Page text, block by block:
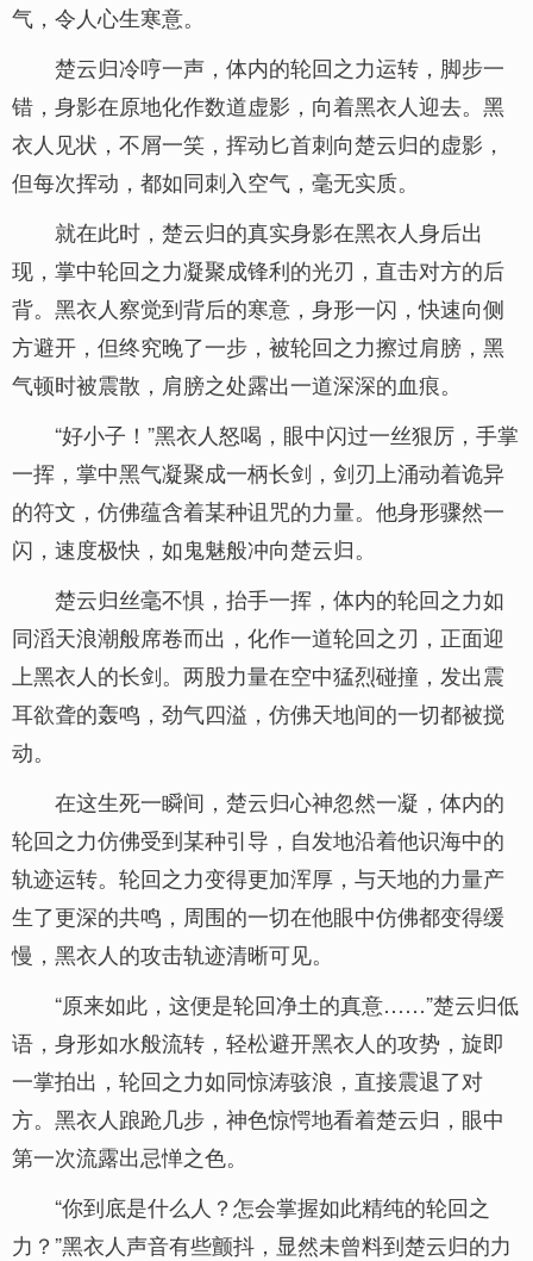
气，令人心生寒意。
楚云归冷哼一声，体内的轮回之力运转，脚步一
错，身影在原地化作数道虚影，向着黑衣人迎去。黑
衣人见状，不屑一笑，挥动匕首刺向楚云归的虚影，
但每次挥动，都如同刺入空气，毫无实质。
就在此时，楚云归的真实身影在黑衣人身后出
现，掌中轮回之力凝聚成锋利的光刃，直击对方的后
背。黑衣人察觉到背后的寒意，身形一闪，快速向侧
方避开，但终究晚了一步，被轮回之力擦过肩膀，黑
气顿时被震散，肩膀之处露出一道深深的血痕。
“好小子！”黑衣人怒喝，眼中闪过一丝狠厉，手掌
一挥，掌中黑气凝聚成一柄长剑，剑刃上涌动着诡异
的符文，仿佛蕴含着某种诅咒的力量。他身形骤然一
闪，速度极快，如鬼魅般冲向楚云归。
楚云归丝毫不惧，抬手一挥，体内的轮回之力如
同滔天浪潮般席卷而出，化作一道轮回之刃，正面迎
上黑衣人的长剑。两股力量在空中猛烈碰撞，发出震
耳欲聋的轰鸣，劲气四溢，仿佛天地间的一切都被搅
动。
在这生死一瞬间，楚云归心神忽然一凝，体内的
轮回之力仿佛受到某种引导，自发地沿着他识海中的
轨迹运转。轮回之力变得更加浑厚，与天地的力量产
生了更深的共鸣，周围的一切在他眼中仿佛都变得缓
慢，黑衣人的攻击轨迹清晰可见。
“原来如此，这便是轮回净土的真意……”楚云归低
语，身形如水般流转，轻松避开黑衣人的攻势，旋即
一掌拍出，轮回之力如同惊涛骇浪，直接震退了对
方。黑衣人踉跄几步，神色惊愕地看着楚云归，眼中
第一次流露出忌惮之色。
“你到底是什么人？怎会掌握如此精纯的轮回之
力？”黑衣人声音有些颤抖，显然未曾料到楚云归的力